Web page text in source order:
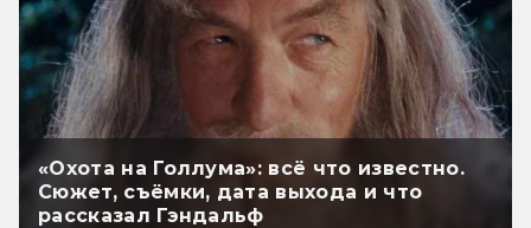
«Охота на Голлума»: всё что известно.
Сюжет, съёмки, дата выхода и что
рассказал Гэндальф